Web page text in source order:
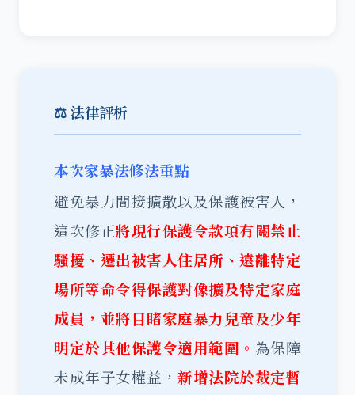
⚖️ 法律評析
本次家暴法修法重點
避免暴力間接擴散以及保護被害人，
這次修正將現行保護令款項有關禁止
騷擾、遷出被害人住居所、遠離特定
場所等命令得保護對像擴及特定家庭
成員，並將目睹家庭暴力兒童及少年
明定於其他保護令適用範圍。 為保障
未成年子女權益，新增法院於裁定暫